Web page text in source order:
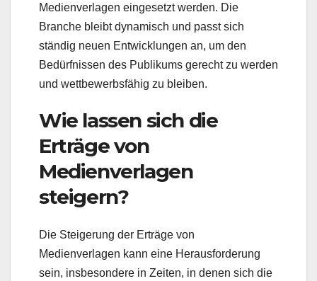
Medienverlagen eingesetzt werden. Die
Branche bleibt dynamisch und passt sich
ständig neuen Entwicklungen an, um den
Bedürfnissen des Publikums gerecht zu werden
und wettbewerbsfähig zu bleiben.
Wie lassen sich die
Erträge von
Medienverlagen
steigern?
Die Steigerung der Erträge von
Medienverlagen kann eine Herausforderung
sein, insbesondere in Zeiten, in denen sich die